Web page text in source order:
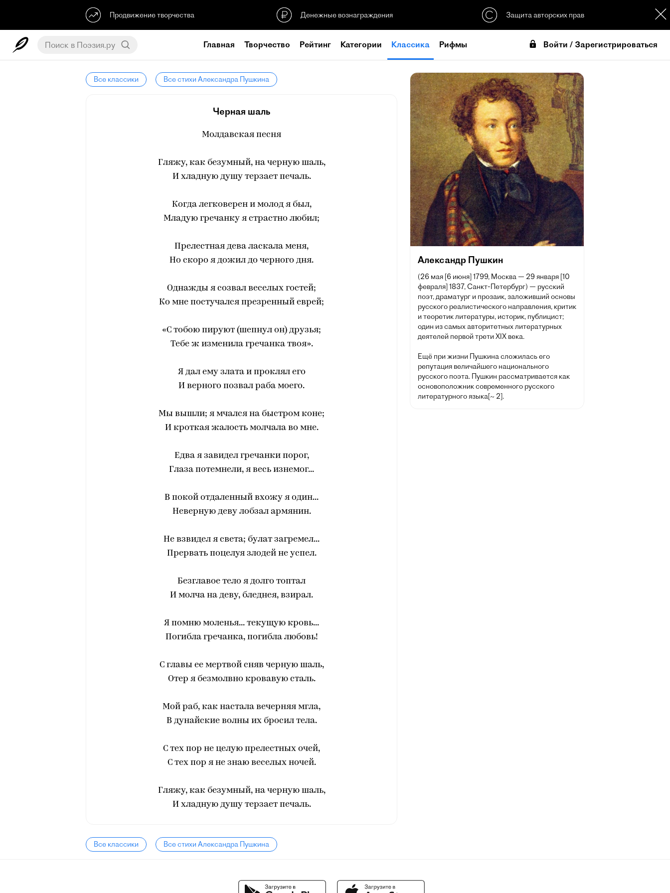
Продвижение творчества Денежные вознаграждения Защита авторских прав
Главная Творчество Рейтинг Категории Классика Рифмы Войти / Зарегистрироваться
Все классики Все стихи Александра Пушкина
Черная шаль
Молдавская песня
Гляжу, как безумный, на черную шаль,
И хладную душу терзает печаль.
Когда легковерен и молод я был,
Младую гречанку я страстно любил;
Прелестная дева ласкала меня,
Но скоро я дожил до черного дня.
Однажды я созвал веселых гостей;
Ко мне постучался презренный еврей;
«С тобою пируют (шепнул он) друзья;
Тебе ж изменила гречанка твоя».
Я дал ему злата и проклял его
И верного позвал раба моего.
Мы вышли; я мчался на быстром коне;
И кроткая жалость молчала во мне.
Едва я завидел гречанки порог,
Глаза потемнели, я весь изнемог...
В покой отдаленный вхожу я один...
Неверную деву лобзал армянин.
Не взвидел я света; булат загремел...
Прервать поцелуя злодей не успел.
Безглавое тело я долго топтал
И молча на деву, бледнея, взирал.
Я помню моленья... текущую кровь...
Погибла гречанка, погибла любовь!
С главы ее мертвой сняв черную шаль,
Отер я безмолвно кровавую сталь.
Мой раб, как настала вечерняя мгла,
В дунайские волны их бросил тела.
С тех пор не целую прелестных очей,
С тех пор я не знаю веселых ночей.
Гляжу, как безумный, на черную шаль,
И хладную душу терзает печаль.
Все классики Все стихи Александра Пушкина
Александр Пушкин
(26 мая [6 июня] 1799, Москва — 29 января [10
февраля] 1837, Санкт-Петербург) — русский
поэт, драматург и прозаик, заложивший основы
русского реалистического направления, критик
и теоретик литературы, историк, публицист;
один из самых авторитетных литературных
деятелей первой трети XIX века.
Ещё при жизни Пушкина сложилась его
репутация величайшего национального
русского поэта. Пушкин рассматривается как
основоположник современного русского
литературного языка[~ 2].